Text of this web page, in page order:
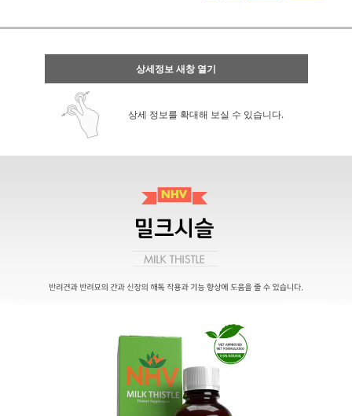
상세정보 새창 열기
상세 정보를 확대해 보실 수 있습니다.